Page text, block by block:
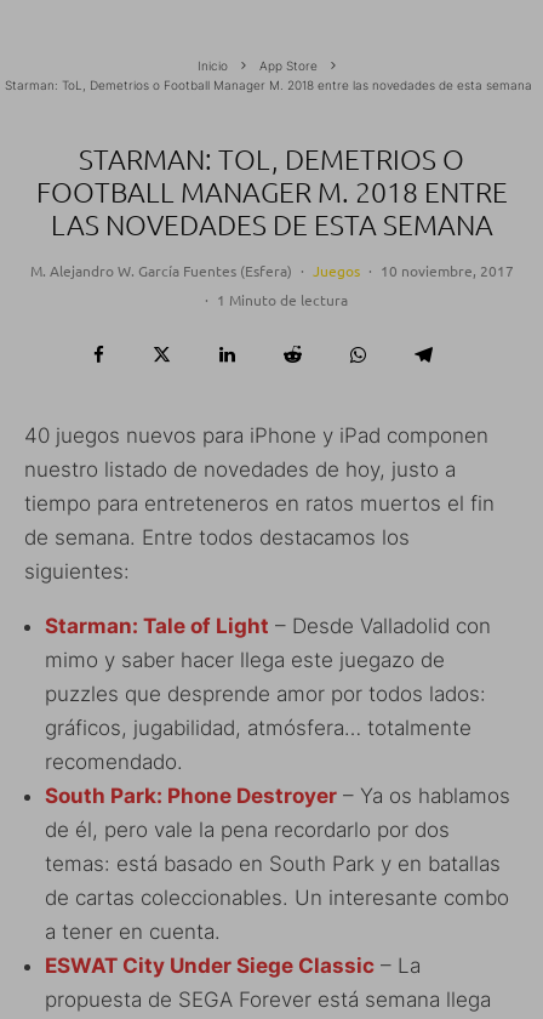
Inicio
App Store
Starman: ToL, Demetrios o Football Manager M. 2018 entre las novedades de esta semana
STARMAN: TOL, DEMETRIOS O
FOOTBALL MANAGER M. 2018 ENTRE
LAS NOVEDADES DE ESTA SEMANA
M. Alejandro W. García Fuentes (Esfera) · Juegos · 10 noviembre, 2017
· 1 Minuto de lectura
40 juegos nuevos para iPhone y iPad componen
nuestro listado de novedades de hoy, justo a
tiempo para entreteneros en ratos muertos el fin
de semana. Entre todos destacamos los
siguientes:
Starman: Tale of Light – Desde Valladolid con
mimo y saber hacer llega este juegazo de
puzzles que desprende amor por todos lados:
gráficos, jugabilidad, atmósfera… totalmente
recomendado.
South Park: Phone Destroyer – Ya os hablamos
de él, pero vale la pena recordarlo por dos
temas: está basado en South Park y en batallas
de cartas coleccionables. Un interesante combo
a tener en cuenta.
ESWAT City Under Siege Classic – La
propuesta de SEGA Forever está semana llega